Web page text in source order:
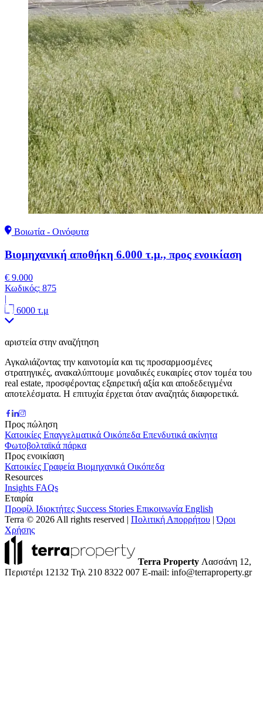
Βοιωτία - Οινόφυτα
Βιομηχανική αποθήκη 6.000 τ.μ., προς ενοικίαση
€ 9.000
Κωδικός: 875
|
6000 τ.μ
αριστεία στην αναζήτηση
Αγκαλιάζοντας την καινοτομία και τις προσαρμοσμένες
στρατηγικές, ανακαλύπτουμε μοναδικές ευκαιρίες στον τομέα του
real estate, προσφέροντας εξαιρετική αξία και αποδεδειγμένα
αποτελέσματα. Η επιτυχία έρχεται όταν αναζητάς διαφορετικά.
Προς πώληση
Κατοικίες Επαγγελματικά Οικόπεδα Επενδυτικά ακίνητα
Φωτοβολταϊκά πάρκα
Προς ενοικίαση
Κατοικίες Γραφεία Βιομηχανικά Οικόπεδα
Resources
Insights FAQs
Εταιρία
Προφίλ Ιδιοκτήτες Success Stories Επικοινωνία English
Terra © 2026 All rights reserved | Πολιτική Απορρήτου |Όροι
Χρήσης
Terra Property Λασσάνη 12,
Περιστέρι 12132 Τηλ 210 8322 007 E-mail: info@terraproperty.gr